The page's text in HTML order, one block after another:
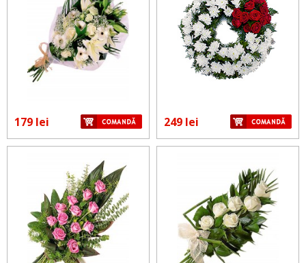
179 lei 249 lei